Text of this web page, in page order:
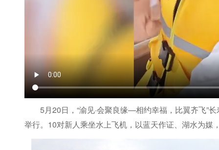
5月20日，“渝见·会聚良缘—相约幸福，比翼齐飞”
举行。10对新人乘坐水上飞机，以蓝天作证、湖水为媒